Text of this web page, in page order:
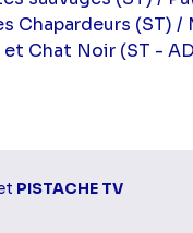
Chapardeurs (ST) /
Chat Noir (ST -
PISTACHE TV